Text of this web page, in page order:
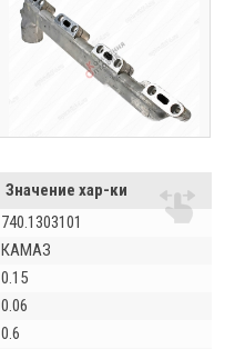
Значение хар-ки
740.1303101
КАМАЗ
0.15
0.06
0.6